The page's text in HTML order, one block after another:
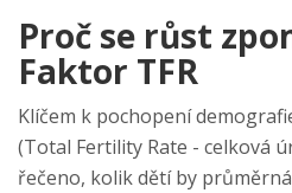
Proč se růst
Faktor TFR
Klíčem k pochopení
(Total Fertility Rate - celková
řečeno, kolik dětí by